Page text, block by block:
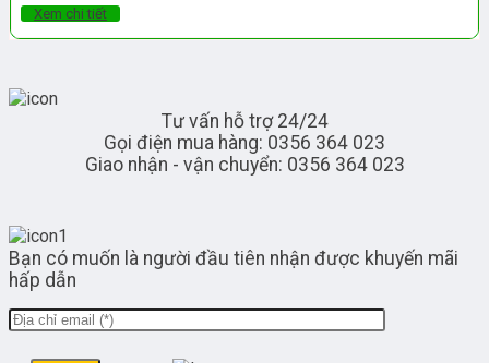
Xem chi tiết
Tư vấn hỗ trợ 24/24
Gọi điện mua hàng: 0356 364 023
Giao nhận - vận chuyển: 0356 364 023
Bạn có muốn là người đầu tiên nhận được khuyến mãi
hấp dẫn